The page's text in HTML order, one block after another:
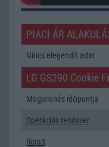
PIACI ÁR
Nincs elegendő adat
LG GS290 Cookie
Megjelenés időpontja
Operációs rendszer
RotaS